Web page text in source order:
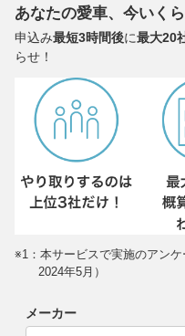
あなたの愛車、今いくら
申込み最短3時間後に最大20
らせ！
※1：本サービスで実施のアン
2024年5月）
メーカー